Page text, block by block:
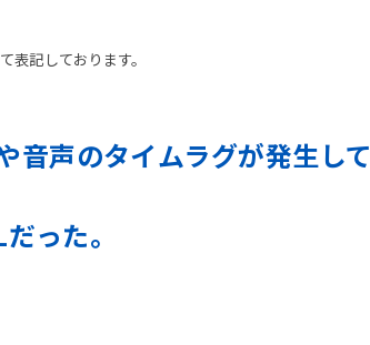
記しております。
音声のタイムラグが発生して
った。